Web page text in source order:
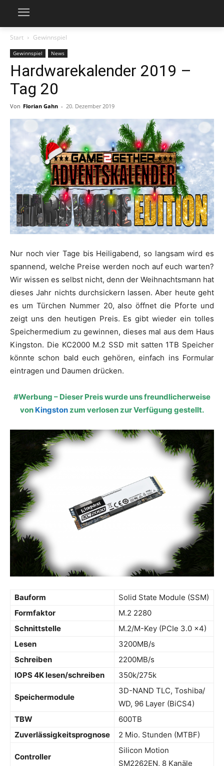
Start Gewinnspiel
Gewinnspiel News
Hardwarekalender 2019 –
Tag 20
Von Florian Gahn - 20. Dezember 2019
Nur noch vier Tage bis Heiligabend, so langsam wird es
spannend, welche Preise werden noch auf euch warten?
Wir wissen es selbst nicht, denn der Weihnachtsmann hat
dieses Jahr nichts durchsickern lassen. Aber heute geht
es um Türchen Nummer 20, also öffnet die Pforte und
zeigt uns den heutigen Preis. Es gibt wieder ein tolles
Speichermedium zu gewinnen, dieses mal aus dem Haus
Kingston. Die KC2000 M.2 SSD mit satten 1TB Speicher
könnte schon bald euch gehören, einfach ins Formular
eintragen und Daumen drücken.
#Werbung – Dieser Preis wurde uns freundlicherweise
von Kingstonzum verlosen zur Verfügung gestellt.
Bauform
Solid State Module (SSM)
Formfaktor
M.2 2280
Schnittstelle
M.2/​M-Key (PCIe 3.0 x4)
Lesen
3200MB/​s
Schreiben
2200MB/​s
IOPS 4K lesen/schreiben
350k/​275k
Speichermodule
3D-NAND TLC, Toshiba/​
WD, 96 Layer (BiCS4)
TBW
600TB
Zuverlässigkeitsprognose
2 Mio. Stunden (MTBF)
Controller
Silicon Motion
SM2262EN, 8 Kanäle